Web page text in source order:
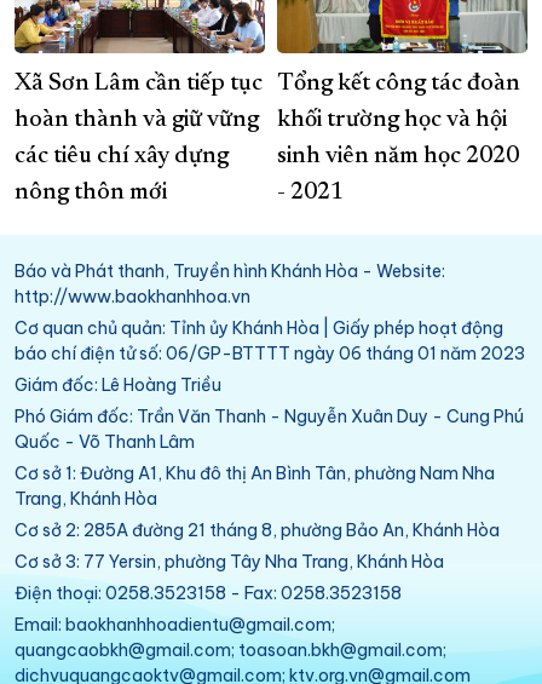
Xã Sơn Lâm cần tiếp tục
hoàn thành và giữ vững
các tiêu chí xây dựng
nông thôn mới
Tổng kết công tác đoàn
khối trường học và hội
sinh viên năm học 2020
- 2021
Báo và Phát thanh, Truyền hình Khánh Hòa - Website:
http://www.baokhanhhoa.vn
Cơ quan chủ quản: Tỉnh ủy Khánh Hòa | Giấy phép hoạt động
báo chí điện tử số: 06/GP-BTTTT ngày 06 tháng 01 năm 2023
Giám đốc: Lê Hoàng Triều
Phó Giám đốc: Trần Văn Thanh - Nguyễn Xuân Duy - Cung Phú
Quốc - Võ Thanh Lâm
Cơ sở 1: Đường A1, Khu đô thị An Bình Tân, phường Nam Nha
Trang, Khánh Hòa
Cơ sở 2: 285A đường 21 tháng 8, phường Bảo An, Khánh Hòa
Cơ sở 3: 77 Yersin, phường Tây Nha Trang, Khánh Hòa
Điện thoại: 0258.3523158 - Fax: 0258.3523158
Email: baokhanhhoadientu@gmail.com;
quangcaobkh@gmail.com; toasoan.bkh@gmail.com;
dichvuquangcaoktv@gmail.com; ktv.org.vn@gmail.com